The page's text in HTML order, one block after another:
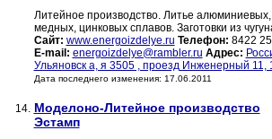
Литейное производство. Литье алюминиевых,
медных, цинковых сплавов. Заготовки из
Сайт: www.energoizdelye.ru Телефон: 8422
E-mail: energoizdelye@rambler.ru Адрес:
Ульяновск а, я 3505 , проезд Инженерный 11,
Дата последнего изменения: 17.06.2011
14. Моделоно-Литейное производство
Эстамп